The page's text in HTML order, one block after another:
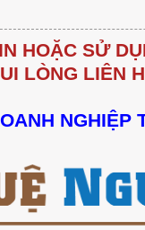
HOẶC SỬ
LÒNG LIÊN
NGHIỆP